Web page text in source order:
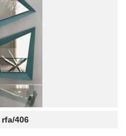
rfa/406